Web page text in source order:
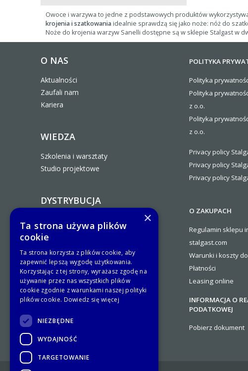
Owoce i warzywa to jedne z podstawowych produktów
krojenia i szatkowania idealnie sprawdzą się jako noże: nóż do
Noże do krojenia warzyw Sanelli dostępne są w sklepie Stalgast w
O NAS
Aktualności
Zaufali nam
Kariera
WIEDZA
Szkolenia i warsztaty
Studio projektowe
DYSTRYBUCJA
Zostań Partnerem Handlowym
Stalgast
Kontakty
Platforma B2B.Stalgast
POLITYKA
Polityka
Polityka
z o.o.
Polityka
z o.o.
Privacy policy
Privacy policy
Privacy policy
O ZAKUPACH
Regulamin sklepu
stalgast.com
Warunki i koszty
Płatności
Leasing online
INFORMACJA O
PODATKOWEJ
Pobierz dokument
×
Ta strona używa plików
cookie
Ta strona korzysta z plików cookie, aby
zapewnić lepszą wygodę użytkowania.
Korzystając z tej strony, wyrażasz zgodę na
używanie przez nas wszystkich plików
cookie zgodnie z warunkami naszej polityki
plików cookie. Dowiedz się więcej
NIEZBĘDNE
WYDAJNOŚĆ
TARGETOWANIE